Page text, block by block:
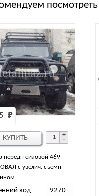
посмотреть
передн силовой 469
с увелич. съёмн
₽
код 9270
КУПИТЬ